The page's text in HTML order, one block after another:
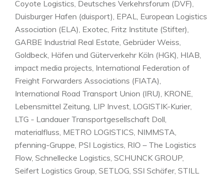
Coyote Logistics, Deutsches Verkehrsforum (DVF),
Duisburger Hafen (duisport), EPAL, European Logistics
Association (ELA), Exotec, Fritz Institute (Stifter),
GARBE Industrial Real Estate, Gebrüder Weiss,
Goldbeck, Häfen und Güterverkehr Köln (HGK), HIAB,
impact media projects, International Federation of
Freight Forwarders Associations (FIATA),
International Road Transport Union (IRU), KRONE,
Lebensmittel Zeitung, LIP Invest, LOGISTIK-Kurier,
LTG - Landauer Transportgesellschaft Doll,
materialfluss, METRO LOGISTICS, NIMMSTA,
pfenning-Gruppe, PSI Logistics, RIO – The Logistics
Flow, Schnellecke Logistics, SCHUNCK GROUP,
Seifert Logistics Group, SETLOG, SSI Schäfer, STILL